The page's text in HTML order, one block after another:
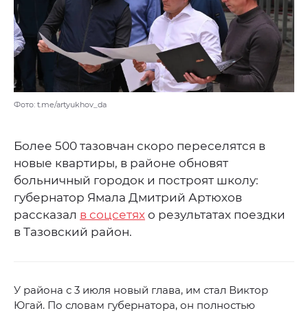
Фото: t.me/artyukhov_da
Более 500 тазовчан скоро переселятся в
новые квартиры, в районе обновят
больничный городок и построят школу:
губернатор Ямала Дмитрий Артюхов
рассказал в соцсетях о результатах поездки
в Тазовский район.
У района с 3 июля новый глава, им стал Виктор
Югай. По словам губернатора, он полностью